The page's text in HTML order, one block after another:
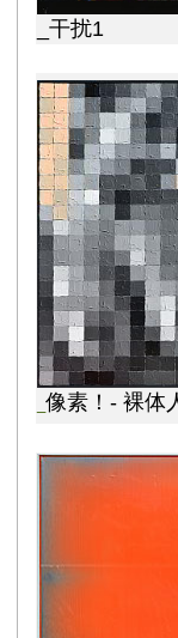
_干扰1
像素！- 裸体